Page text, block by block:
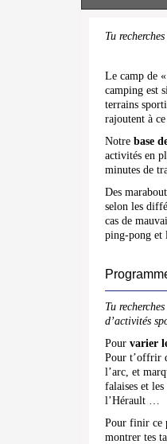
Tu
Le camp de
camping est
terrains
rajoutent à
Notre base
activités en
minutes de
Des
selon les
cas de
ping-pong et
Tu
d’activités
Pour varier
Pour t’offrir
l’arc, et
falaises et
l’Hérault …
Pour finir ce
montrer tes